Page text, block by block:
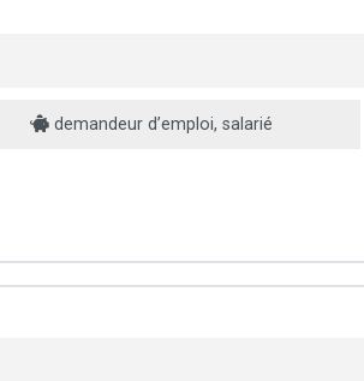
demandeur d’emploi, salarié